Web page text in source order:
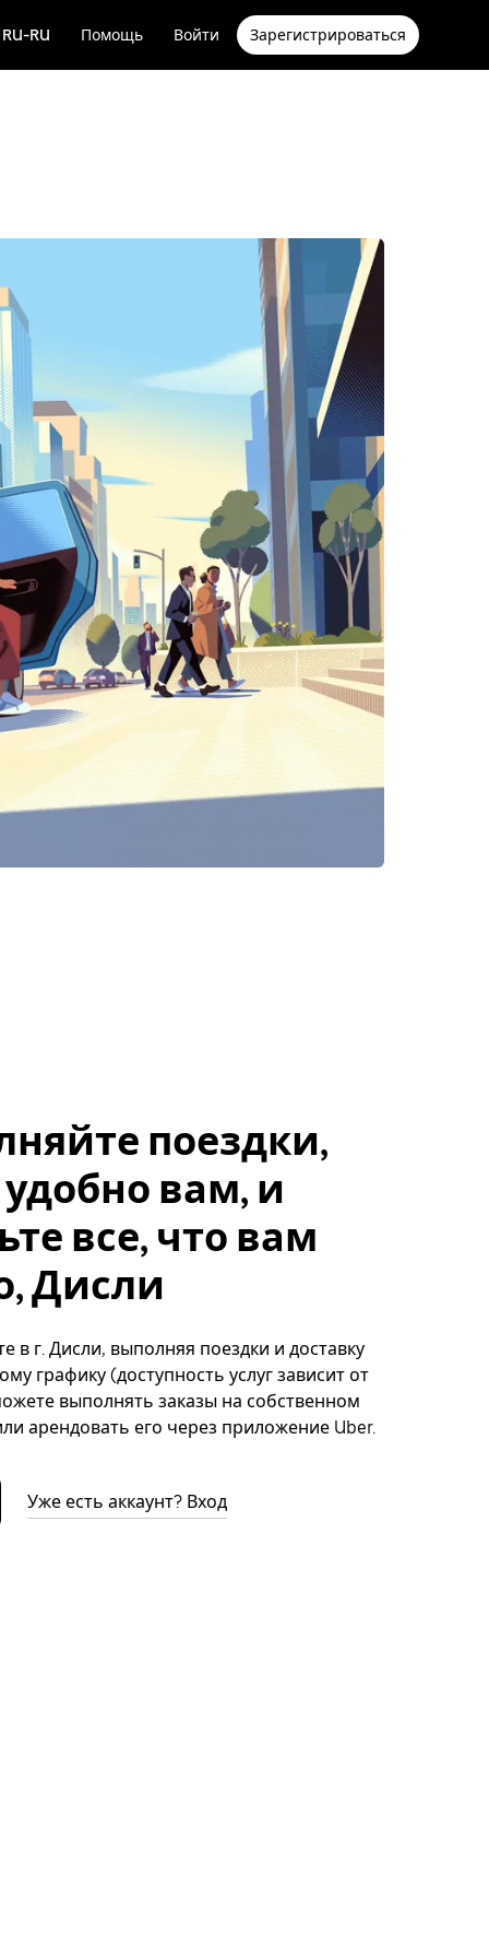
RU-RU Помощь Войти Зарегистрироваться
поездки,
удобно вам, и
все, что вам
Дисли
в г. Дисли, выполняя поездки и доставку
графику (доступность услуг зависит от
выполнять заказы на собственном
арендовать его через приложение Uber.
Уже есть аккаунт? Вход